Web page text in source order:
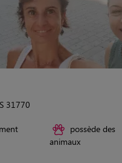
31770
possède des
animaux